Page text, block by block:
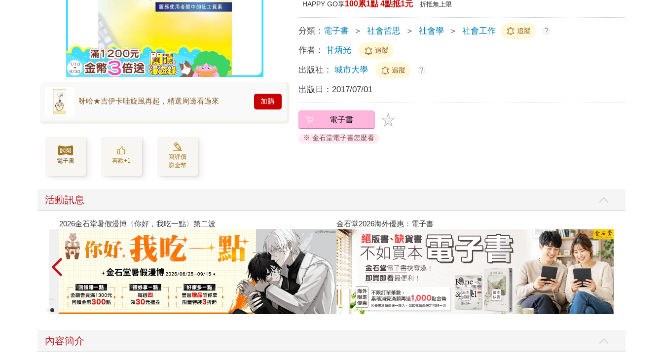
呀哈★吉伊卡哇旋風再起，精選周邊看過來 加購
電子書 喜歡+1
寫評價
賺金幣
HAPPY GO享100累1點 4點抵1元 折抵無上限
分類： 電子書 ＞ 社會哲思 ＞ 社會學 ＞ 社會工作 追蹤 ?
作者： 甘炳光 追蹤
出版社： 城市大學 追蹤 ?
出版日： 2017/07/01
電子書
※ 金石堂電子書怎麼看
活動訊息
春光ｘ奇幻基地｜全書系展 2026金石堂暑假漫博〈你好，我吃一點〉第二波
內容簡介